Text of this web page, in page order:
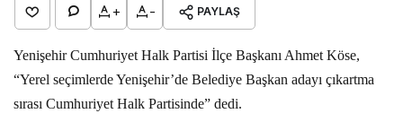
+ - PAYLAŞ
Yenişehir Cumhuriyet Halk Partisi İlçe Başkanı Ahmet Köse,
“Yerel seçimlerde Yenişehir’de Belediye Başkan adayı çıkartma
sırası Cumhuriyet Halk Partisinde” dedi.